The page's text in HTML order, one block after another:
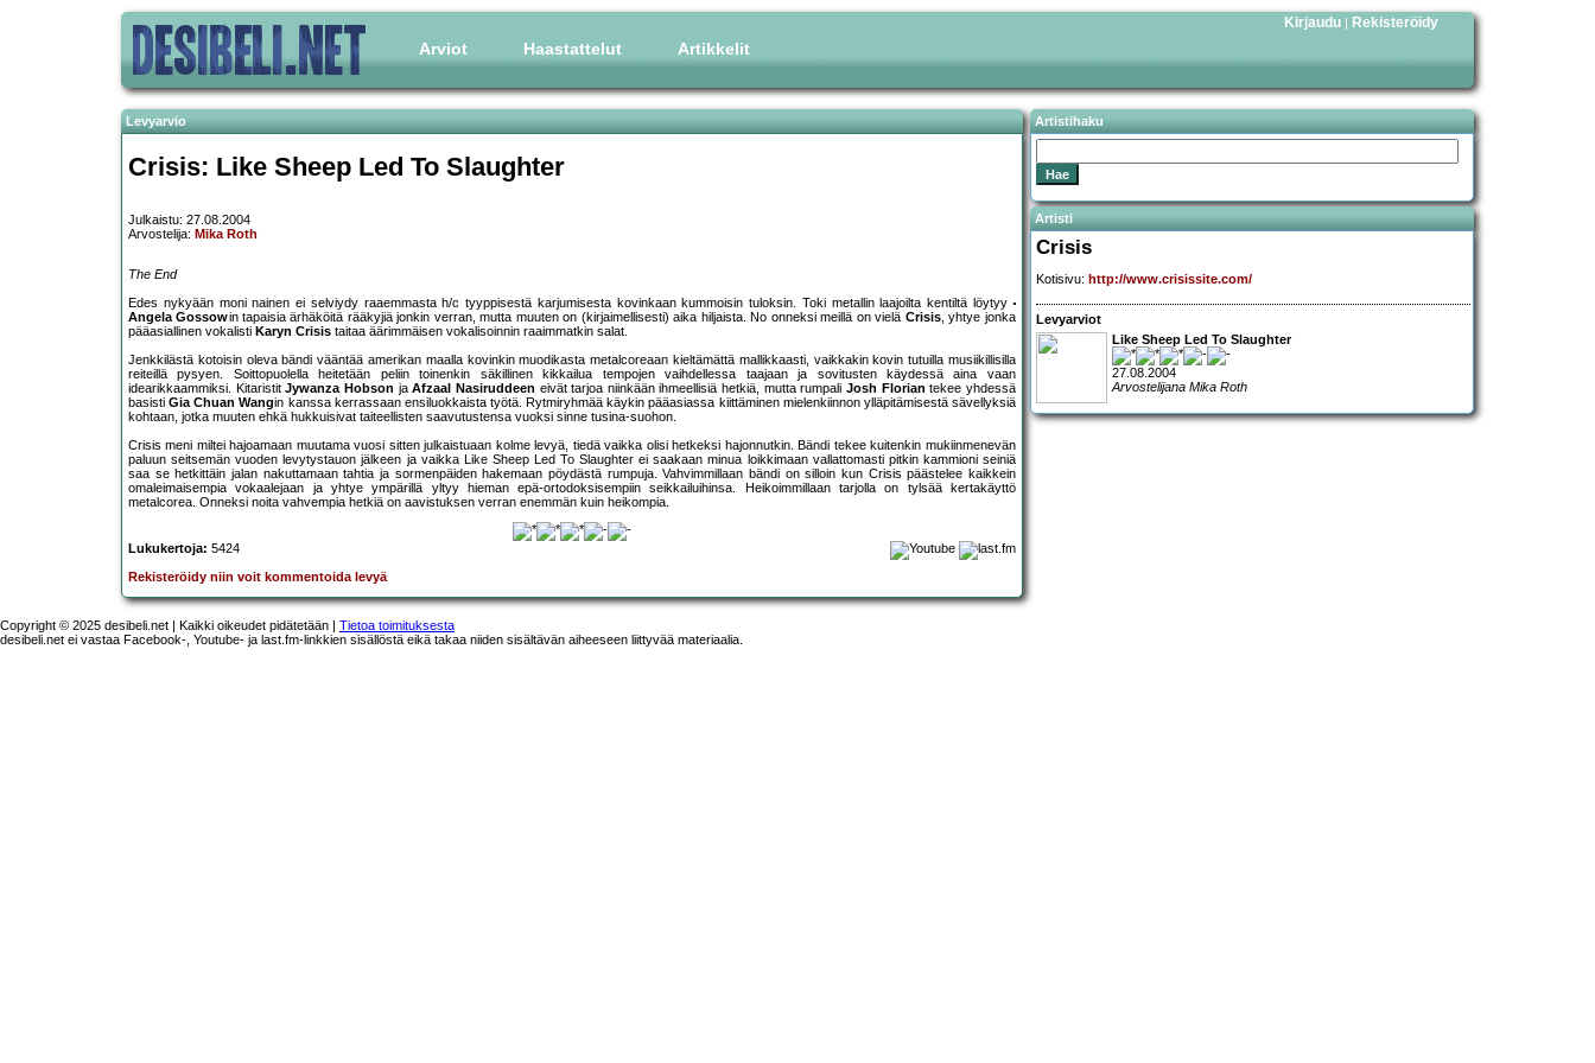
Arviot Haastattelut Artikkelit
Kirjaudu | Rekisteröidy
Levyarvio
Crisis: Like Sheep Led To Slaughter
Julkaistu: 27.08.2004
Arvostelija: Mika Roth
The End
Edes nykyään moni nainen ei selviydy raaemmasta h/c tyyppisestä karjumisesta kovinkaan kummoisin tuloksin. Toki metallin laajoilta kentiltä löytyy
Angela Gossowin tapaisia ärhäköitä rääkyjiä jonkin verran, mutta muuten on (kirjaimellisesti) aika hiljaista. No onneksi meillä on vielä Crisis, yhtye jonka
pääasiallinen vokalisti Karyn Crisis taitaa äärimmäisen vokalisoinnin raaimmatkin salat.
Jenkkilästä kotoisin oleva bändi vääntää amerikan maalla kovinkin muodikasta metalcoreaan kieltämättä mallikkaasti, vaikkakin kovin tutuilla musiikillisilla
reiteillä pysyen. Soittopuolella heitetään peliin toinenkin säkillinen kikkailua tempojen vaihdellessa taajaan ja sovitusten käydessä aina vaan
idearikkaammiksi. KitaristitJywanza Hobson jaAfzaal Nasiruddeen eivät tarjoa niinkään ihmeellisiä hetkiä, mutta rumpaliJosh Florian tekee yhdessä
basistiGia Chuan Wangin kanssa kerrassaan ensiluokkaista työtä. Rytmiryhmää käykin pääasiassa kiittäminen mielenkiinnon ylläpitämisestä sävellyksiä
kohtaan, jotka muuten ehkä hukkuisivat taiteellisten saavutustensa vuoksi sinne tusina-suohon.
Crisis meni miltei hajoamaan muutama vuosi sitten julkaistuaan kolme levyä, tiedä vaikka olisi hetkeksi hajonnutkin. Bändi tekee kuitenkin mukiinmenevän
paluun seitsemän vuoden levytystauon jälkeen ja vaikka Like Sheep Led To Slaughter ei saakaan minua loikkimaan vallattomasti pitkin kammioni seiniä
saa se hetkittäin jalan nakuttamaan tahtia ja sormenpäiden hakemaan pöydästä rumpuja. Vahvimmillaan bändi on silloin kun Crisis päästelee kaikkein
omaleimaisempia vokaalejaan ja yhtye ympärillä yltyy hieman epä-ortodoksisempiin seikkailuihinsa. Heikoimmillaan tarjolla on tylsää kertakäyttö
metalcorea. Onneksi noita vahvempia hetkiä on aavistuksen verran enemmän kuin heikompia.
Lukukertoja: 5424
Rekisteröidy niin voit kommentoida levyä
Artistihaku
Artisti
Crisis
Kotisivu: http://www.crisissite.com/
Levyarviot
Like Sheep Led To Slaughter
27.08.2004
Arvostelijana Mika Roth
Copyright © 2025 desibeli.net | Kaikki oikeudet pidätetään | Tietoa toimituksesta
desibeli.net ei vastaa Facebook-, Youtube- ja last.fm-linkkien sisällöstä eikä takaa niiden sisältävän aiheeseen liittyvää materiaalia.